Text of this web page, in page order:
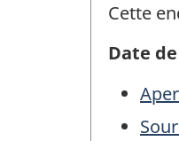
Cette
Date